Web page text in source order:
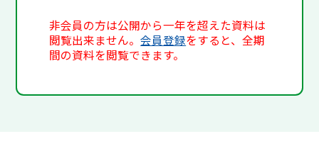
非会員の方は公開から一年を超えた資料は
閲覧出来ません。会員登録をすると、全期
間の資料を閲覧できます。